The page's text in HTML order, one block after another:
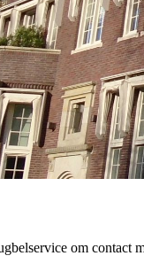
om contact